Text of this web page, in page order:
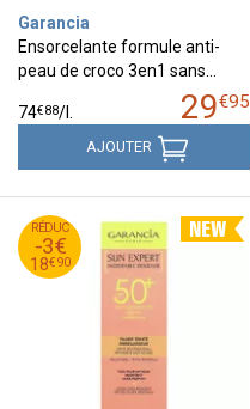
Garancia
Ensorcelante formule anti-
peau de croco 3en1 sans…
29€95
74€88/
AJOUTER
RÉDUC
-3€
18€90
21
€
90
18
€
90